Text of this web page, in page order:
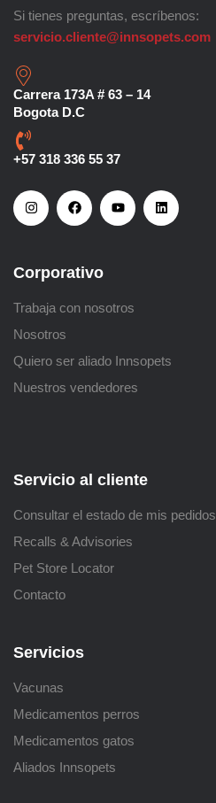
Si tienes preguntas, escríbenos:
servicio.cliente@innsopets.com
Carrera 173A # 63 – 14
Bogota D.C
+57 318 336 55 37
Corporativo
Trabaja con nosotros
Nosotros
Quiero ser aliado Innsopets
Nuestros vendedores
Servicio al cliente
Consultar el estado de mis pedidos
Recalls & Advisories
Pet Store Locator
Contacto
Servicios
Vacunas
Medicamentos perros
Medicamentos gatos
Aliados Innsopets